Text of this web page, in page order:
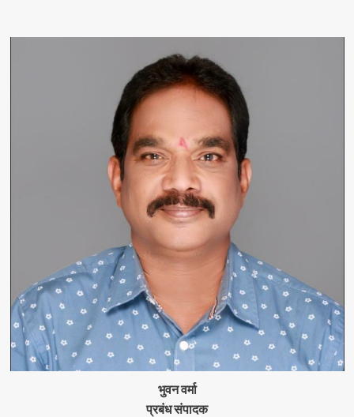
भुवन वर्मा
प्रबंध संपादक